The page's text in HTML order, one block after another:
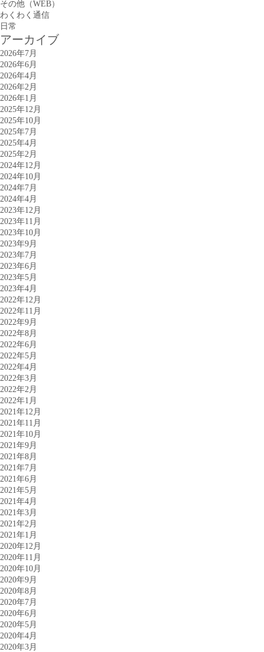
その他（WEB）
わくわく通信
日常
アーカイブ
2026年7月
2026年6月
2026年4月
2026年2月
2026年1月
2025年12月
2025年10月
2025年7月
2025年4月
2025年2月
2024年12月
2024年10月
2024年7月
2024年4月
2023年12月
2023年11月
2023年10月
2023年9月
2023年7月
2023年6月
2023年5月
2023年4月
2022年12月
2022年11月
2022年9月
2022年8月
2022年6月
2022年5月
2022年4月
2022年3月
2022年2月
2022年1月
2021年12月
2021年11月
2021年10月
2021年9月
2021年8月
2021年7月
2021年6月
2021年5月
2021年4月
2021年3月
2021年2月
2021年1月
2020年12月
2020年11月
2020年10月
2020年9月
2020年8月
2020年7月
2020年6月
2020年5月
2020年4月
2020年3月